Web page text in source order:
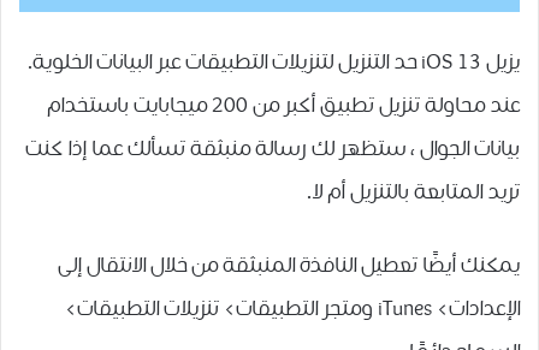
يزيل iOS 13 حد التنزيل لتنزيلات التطبيقات عبر البيانات الخلوية.
عند محاولة تنزيل تطبيق أكبر من 200 ميجابايت باستخدام
بيانات الجوال ، ستظهر لك رسالة منبثقة تسألك عما إذا كنت
تريد المتابعة بالتنزيل أم لا.
يمكنك أيضًا تعطيل النافذة المنبثقة من خلال الانتقال إلى
الإعدادات> iTunes ومتجر التطبيقات> تنزيلات التطبيقات>